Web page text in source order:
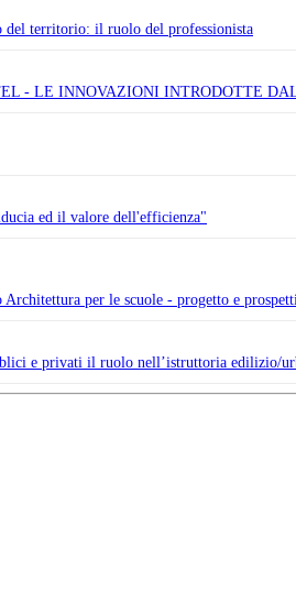
territorio: il ruolo del professionista
- LE INNOVAZIONI INTRODOTTE
ed il valore dell'efficienza"
per le scuole - progetto e
e privati il ruolo nell’istruttoria edilizio/